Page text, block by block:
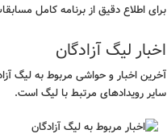
برای اطلاع دقیق از برنامه کامل
اخبار لیگ آزادگان
آخرین اخبار و حواشی مربوط به لیگ
سایر رویدادهای مرتبط با لیگ است.